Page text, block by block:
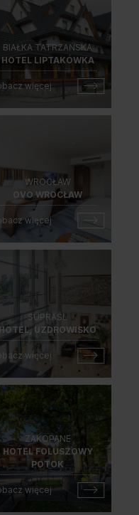
BIAŁKA TATRZAŃSKA
HOTEL LIPTAKÓWKA
więcej
WROCŁAW
OVO WROCŁAW
więcej
SUPRAŚL
HOTEL, UZDROWISKO
więcej
ZAKOPANE
HOTEL FOLUSZOWY
POTOK
więcej